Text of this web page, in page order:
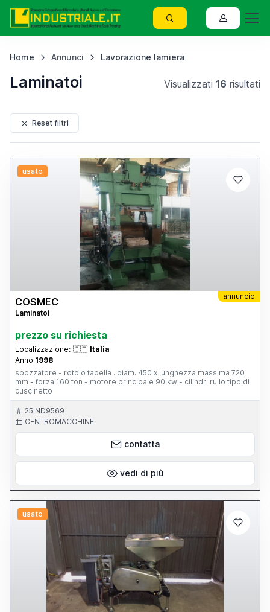
Home Annunci Lavorazione lamiera
Laminatoi Visualizzati 16 risultati
Reset filtri
usato
annuncio
COSMEC
Laminatoi
prezzo su richiesta
Localizzazione: 🇮🇹 Italia
Anno 1998
sbozzatore - rotolo tabella . diam. 450 x lunghezza massima 720
mm - forza 160 ton - motore principale 90 kw - cilindri rullo tipo di
cuscinetto
25IND9569
CENTROMACCHINE
contatta
vedi di più
usato